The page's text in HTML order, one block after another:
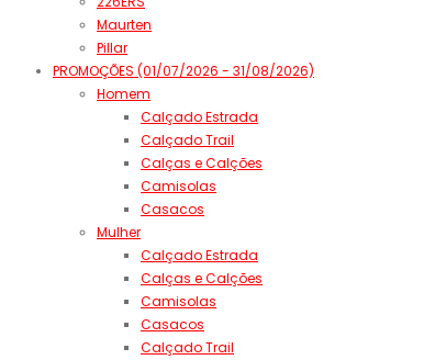
Maurten
Pillar
PROMOÇÕES (01/07/2026 - 31/08/2026)
Homem
Calçado Estrada
Calçado Trail
Calças e Calções
Camisolas
Casacos
Mulher
Calçado Estrada
Calças e Calções
Camisolas
Casacos
Calçado Trail